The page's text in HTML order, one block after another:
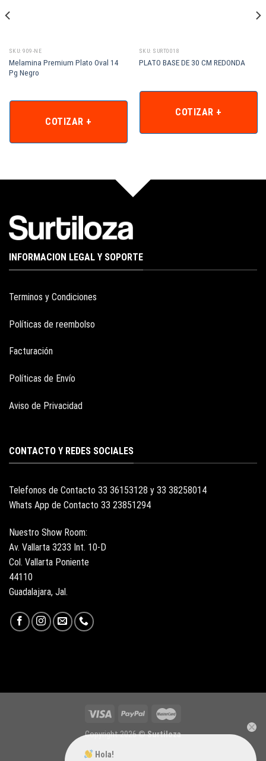
SKU: 909-NE
Melamina Premium Plato Oval 14
Pg Negro
COTIZAR +
SKU: SURT0018
PLATO BASE DE 30 CM REDONDA
COTIZAR +
INFORMACION LEGAL Y SOPORTE
Terminos y Condiciones
Políticas de reembolso
Facturación
Políticas de Envío
Aviso de Privacidad
CONTACTO Y REDES SOCIALES
Telefonos de Contacto 33 36153128 y 33 38258014
Whats App de Contacto 33 23851294
Nuestro Show Room:
Av. Vallarta 3233 Int. 10-D
Col. Vallarta Poniente
44110
Guadalajara, Jal.
Copyright 2026 ©Surtiloza
Hola!